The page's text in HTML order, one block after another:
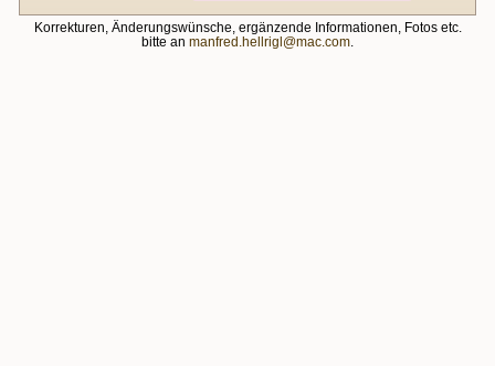
Korrekturen, Änderungswünsche, ergänzende Informationen, Fotos etc.
bitte an manfred.hellrigl@mac.com